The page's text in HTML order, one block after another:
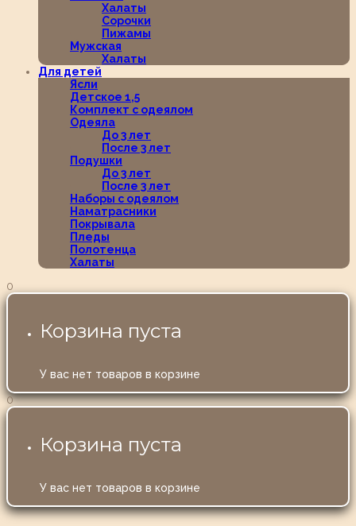
Халаты
Сорочки
Пижамы
Мужская
Халаты
Для детей
Ясли
Детское 1,5
Комплект с одеялом
Одеяла
До 3 лет
После 3 лет
Подушки
До 3 лет
После 3 лет
Наборы с одеялом
Наматрасники
Покрывала
Пледы
Полотенца
Халаты
0
Корзина пуста
У вас нет товаров в корзине
0
Корзина пуста
У вас нет товаров в корзине